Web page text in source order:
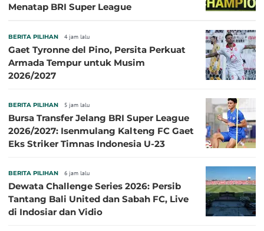
Menatap BRI Super League
BERITA PILIHAN 4 jam lalu
Gaet Tyronne del Pino, Persita Perkuat
Armada Tempur untuk Musim
2026/2027
BERITA PILIHAN 5 jam lalu
Bursa Transfer Jelang BRI Super League
2026/2027: Isenmulang Kalteng FC Gaet
Eks Striker Timnas Indonesia U-23
BERITA PILIHAN 6 jam lalu
Dewata Challenge Series 2026: Persib
Tantang Bali United dan Sabah FC, Live
di Indosiar dan Vidio